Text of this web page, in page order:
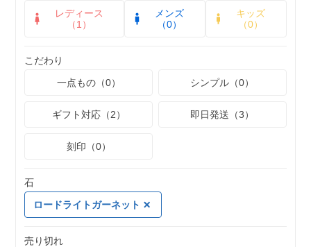
レディース
（1）
メンズ
（0）
キッズ
（0）
こだわり
一点もの（0）
シンプル（0）
ギフト対応（2） 即日発送（3）
刻印（0）
石
ロードライトガーネット
売り切れ